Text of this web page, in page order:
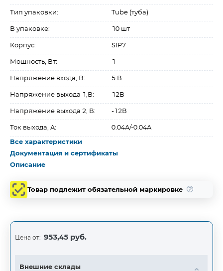
Тип упаковки: Tube (туба)
В упаковке: 10 шт
Корпус: SIP7
Мощность, Вт: 1
Напряжение входа, В: 5 В
Напряжение выхода 1,В: 12В
Напряжение выхода 2, В: -12В
Ток выхода, A: 0.04A/-0.04A
Все характеристики
Документация и сертификаты
Описание
Товар подлежит обязательной маркировке
Цена от: 953,45 руб.
Внешние склады